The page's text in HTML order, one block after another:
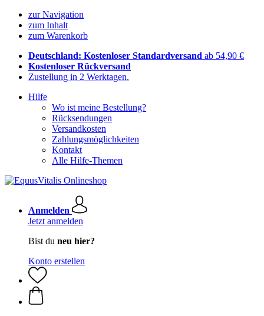
zur Navigation
zum Inhalt
zum Warenkorb
Deutschland: Kostenloser Standardversand ab 54,90 €
Kostenloser Rückversand
Zustellung in 2 Werktagen.
Hilfe
Wo ist meine Bestellung?
Rücksendungen
Versandkosten
Zahlungsmöglichkeiten
Kontakt
Alle Hilfe-Themen
Anmelden
Jetzt anmelden
Bist du neu hier?
Konto erstellen